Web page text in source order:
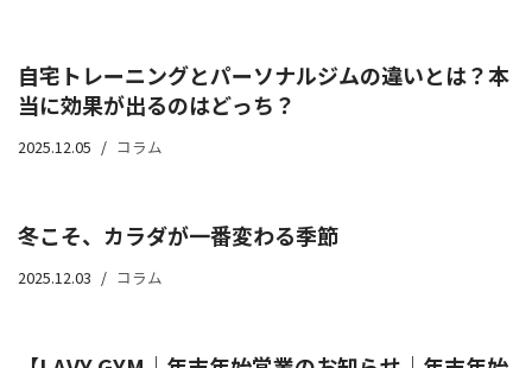
自宅トレーニングとパーソナルジムの違いとは？本
当に効果が出るのはどっち？
2025.12.05 コラム
冬こそ、カラダが一番変わる季節
2025.12.03 コラム